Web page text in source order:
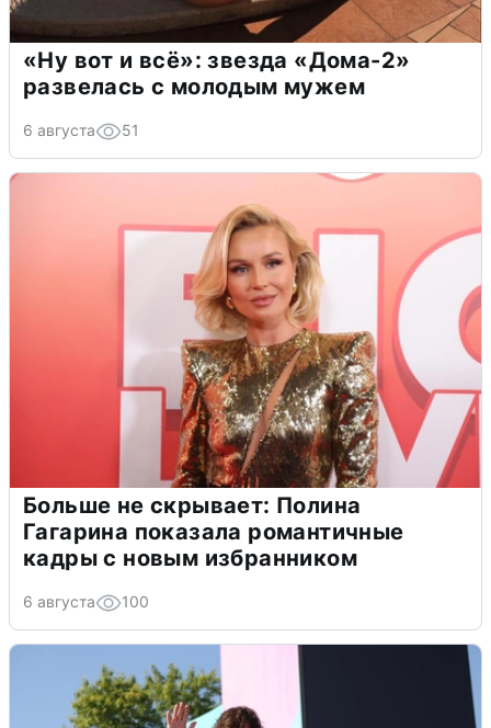
«Ну вот и всё»: звезда «Дома-2»
развелась с молодым мужем
6 августа 51
Больше не скрывает: Полина
Гагарина показала романтичные
кадры с новым избранником
6 августа 100